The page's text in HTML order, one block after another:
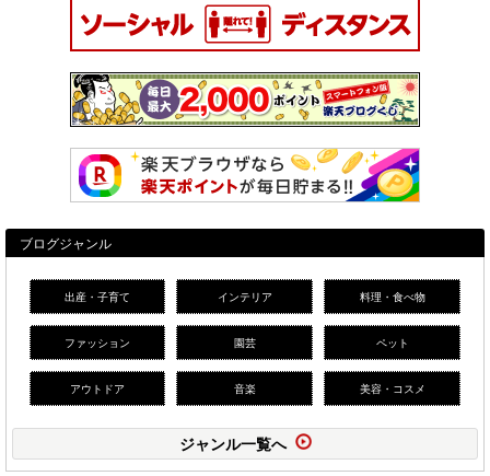
ブログジャンル
出産・子育て インテリア 料理・食べ物
ファッション 園芸 ペット
アウトドア 音楽 美容・コスメ
ジャンル一覧へ